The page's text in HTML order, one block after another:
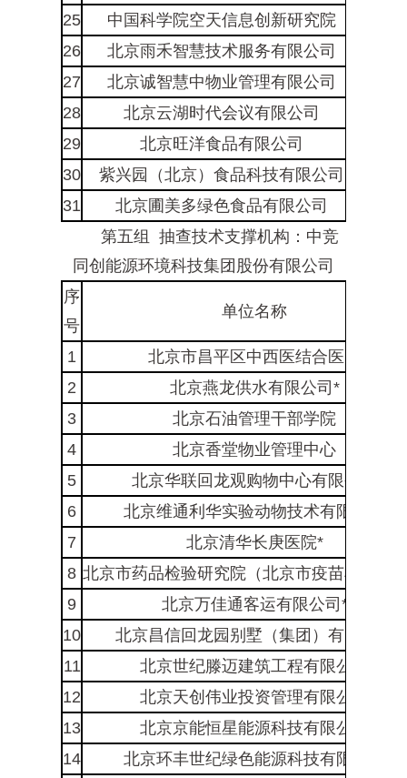
25
中国科学院空天信息创新研究院
26
北京雨禾智慧技术服务有限公司
27
北京诚智慧中物业管理有限公司
28
北京云湖时代会议有限公司
29
北京旺洋食品有限公司
30
紫兴园（北京）食品科技有限公司
31
北京圃美多绿色食品有限公司
第五组 抽查技术支撑机构：中竞
同创能源环境科技集团股份有限公司
序
号
单位名称
1
北京市昌平区中西医结合医院
2
北京燕龙供水有限公司*
3
北京石油管理干部学院
4
北京香堂物业管理中心
5
北京华联回龙观购物中心有限公司
6
北京维通利华实验动物技术有限公司
7
北京清华长庚医院*
8 北京市药品检验研究院（北京市疫苗检验中
9
北京万佳通客运有限公司*
10
北京昌信回龙园别墅（集团）有限公司
11
北京世纪滕迈建筑工程有限公司
12
北京天创伟业投资管理有限公司
13
北京京能恒星能源科技有限公司
14
北京环丰世纪绿色能源科技有限公司